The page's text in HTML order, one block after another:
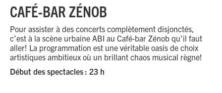
CAFÉ-BAR ZÉNOB
Pour assister à des concerts complètement disjonctés,
c’est à la scène urbaine ABI au Café-bar Zénob qu’il faut
aller! La programmation est une véritable oasis de choix
artistiques ambitieux où un brillant chaos musical règne!
Début des spectacles : 23 h